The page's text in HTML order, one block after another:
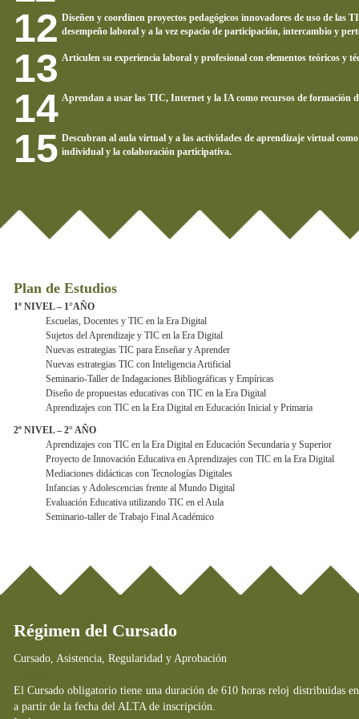
Diseñen y coordinen proyectos pedagógicos innovadores de uso de las
desempeño laboral y a la vez espacio de participación, intercambio y
Articulen su experiencia laboral y profesional con elementos teóricos y
Aprendan a usar las TIC, Internet y la IA como recursos de formación
Descubran al aula virtual y a las actividades de aprendizaje virtual
individual y la colaboración participativa.
Plan de Estudios
1º NIVEL – 1°AÑO
Escuelas, Docentes y TIC en la Era Digital
Sujetos del Aprendizaje y TIC en la Era Digital
Nuevas estrategias TIC para Enseñar y Aprender
Nuevas estrategias TIC con Inteligencia Artificial
Seminario-Taller de Indagaciones Bibliográficas y Empíricas
Diseño de propuestas educativas con TIC en la Era Digital
Aprendizajes con TIC en la Era Digital en Educación Inicial y Primaria
2º NIVEL – 2° AÑO
Aprendizajes con TIC en la Era Digital en Educación Secundaria y Superior
Proyecto de Innovación Educativa en Aprendizajes con TIC en la Era Digital
Mediaciones didácticas con Tecnologías Digitales
Infancias y Adolescencias frente al Mundo Digital
Evaluación Educativa utilizando TIC en el Aula
Seminario-taller de Trabajo Final Académico
Régimen del Cursado
Cursado, Asistencia, Regularidad y Aprobación
El Cursado obligatorio tiene una duración de 610 horas reloj distribuidas
a partir de la fecha del ALTA de inscripción.